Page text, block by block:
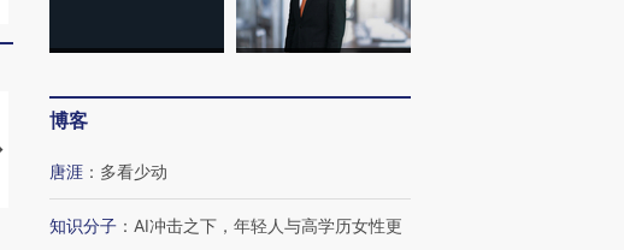
【推广】走进第四届链博
会，让数智科技“链”接产
有意思的生活方式·第三对
住三大增长引擎是什么？
博客
唐涯 ： 多看少动
知识分子 ： AI冲击之下，年轻人与高学历女性更